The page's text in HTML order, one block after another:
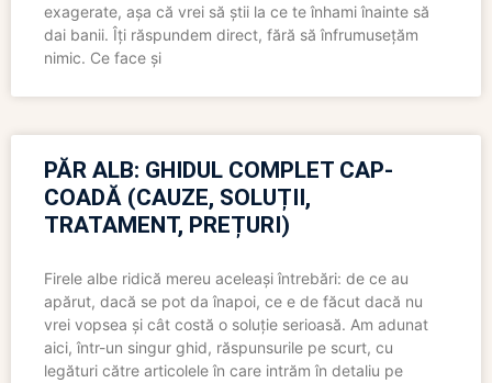
exagerate, așa că vrei să știi la ce te înhami înainte să
dai banii. Îți răspundem direct, fără să înfrumusețăm
nimic. Ce face și
PĂR ALB: GHIDUL COMPLET CAP-
COADĂ (CAUZE, SOLUȚII,
TRATAMENT, PREȚURI)
Firele albe ridică mereu aceleași întrebări: de ce au
apărut, dacă se pot da înapoi, ce e de făcut dacă nu
vrei vopsea și cât costă o soluție serioasă. Am adunat
aici, într-un singur ghid, răspunsurile pe scurt, cu
legături către articolele în care intrăm în detaliu pe